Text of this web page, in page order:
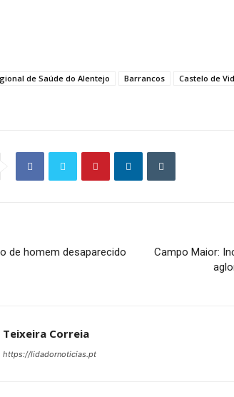
de Saúde do Alentejo Barrancos Castelo de
de homem desaparecido
Campo Maior:
Teixeira Correia
https://lidadornoticias.pt